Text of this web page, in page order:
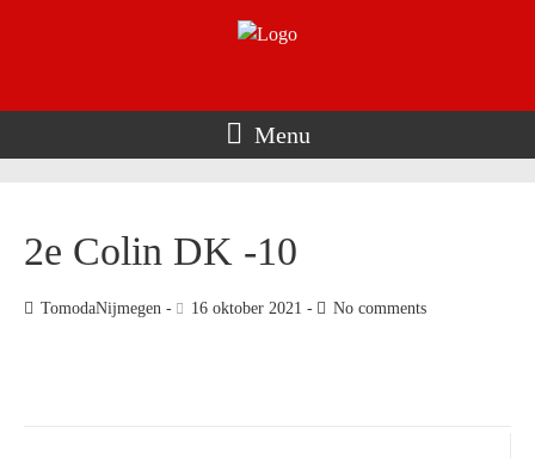
Menu
2e Colin DK -10
TomodaNijmegen 16 oktober 2021 No comments